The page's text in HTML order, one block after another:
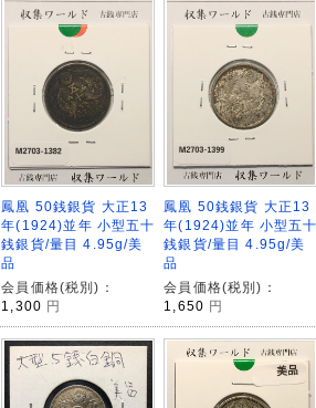
鳳凰 50銭銀貨 大正13
年(1924)並年 小型五十
銭銀貨/量目 4.95g/美
品
会員価格(税別)：
1,300 円
鳳凰 50銭銀貨 大正13
年(1924)並年 小型五十
銭銀貨/量目 4.95g/美
品
会員価格(税別)：
1,650 円